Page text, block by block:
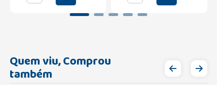
Quem viu, Comprou
também